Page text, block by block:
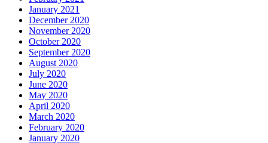
January 2021
December 2020
November 2020
October 2020
September 2020
August 2020
July 2020
June 2020
May 2020
April 2020
March 2020
February 2020
January 2020